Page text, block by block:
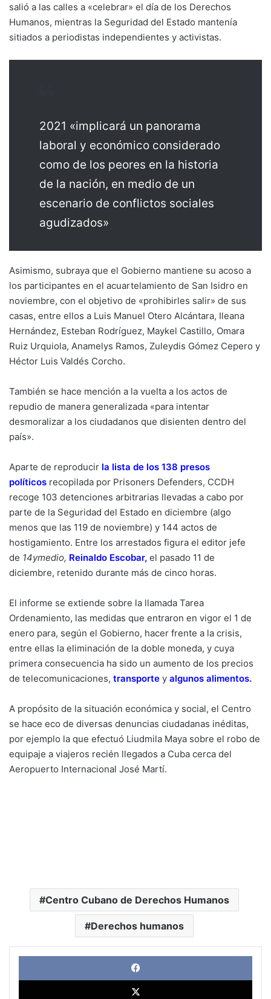
salió a las calles a «celebrar» el día de los Derechos
Humanos, mientras la Seguridad del Estado mantenía
sitiados a periodistas independientes y activistas.
2021 «implicará un panorama
laboral y económico considerado
como de los peores en la historia
de la nación, en medio de un
escenario de conflictos sociales
agudizados»
Asimismo, subraya que el Gobierno mantiene su acoso a
los participantes en el acuartelamiento de San Isidro en
noviembre, con el objetivo de «prohibirles salir» de sus
casas, entre ellos a Luis Manuel Otero Alcántara, Ileana
Hernández, Esteban Rodríguez, Maykel Castillo, Omara
Ruiz Urquiola, Anamelys Ramos, Zuleydis Gómez Cepero y
Héctor Luis Valdés Corcho.
También se hace mención a la vuelta a los actos de
repudio de manera generalizada «para intentar
desmoralizar a los ciudadanos que disienten dentro del
país».
Aparte de reproducir la lista de los 138 presos
políticos recopilada por Prisoners Defenders, CCDH
recoge 103 detenciones arbitrarias llevadas a cabo por
parte de la Seguridad del Estado en diciembre (algo
menos que las 119 de noviembre) y 144 actos de
hostigamiento. Entre los arrestados figura el editor jefe
de 14ymedio, Reinaldo Escobar, el pasado 11 de
diciembre, retenido durante más de cinco horas.
El informe se extiende sobre la llamada Tarea
Ordenamiento, las medidas que entraron en vigor el 1 de
enero para, según el Gobierno, hacer frente a la crisis,
entre ellas la eliminación de la doble moneda, y cuya
primera consecuencia ha sido un aumento de los precios
de telecomunicaciones, transporte y algunos alimentos.
A propósito de la situación económica y social, el Centro
se hace eco de diversas denuncias ciudadanas inéditas,
por ejemplo la que efectuó Liudmila Maya sobre el robo de
equipaje a viajeros recién llegados a Cuba cerca del
Aeropuerto Internacional José Martí.
Centro Cubano de Derechos Humanos
Derechos humanos
X